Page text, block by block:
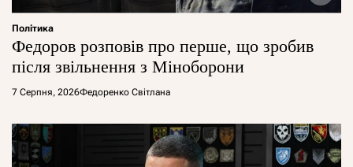
Політика
Федоров розповів про перше, що зробив
після звільнення з Міноборони
7 Серпня, 2026Федоренко Світлана